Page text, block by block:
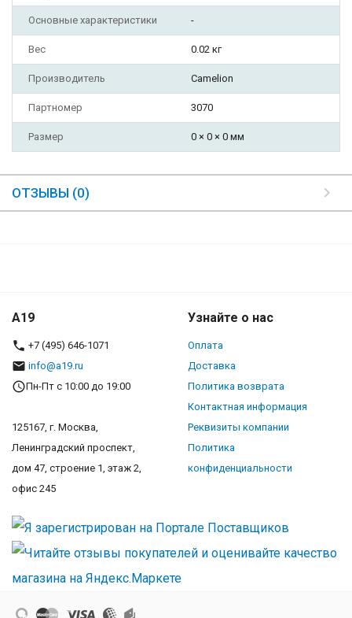
Основные характеристики -
Вес 0.02 кг
Производитель Camelion
Партномер 3070
Размер 0 × 0 × 0 мм
ОТЗЫВЫ (0)
A19
+7 (495) 646-1071
info@a19.ru
Пн-Пт с 10:00 до 19:00
125167, г. Москва,
Ленинградский проспект,
дом 47, строение 1, этаж 2,
офис 245
Узнайте о нас
Оплата
Доставка
Политика возврата
Контактная информация
Реквизиты компании
Политика
конфиденциальности